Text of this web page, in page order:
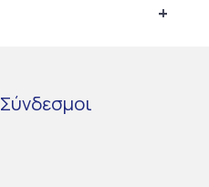
+
Σύνδεσμοι